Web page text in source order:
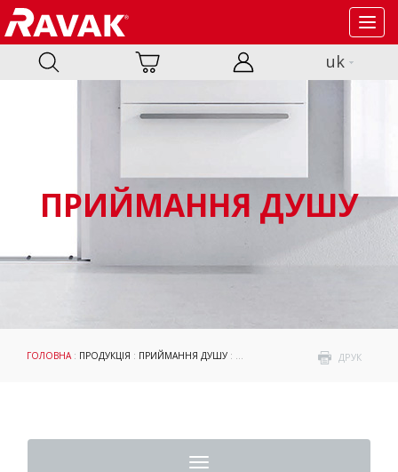
uk
ПРИЙМАННЯ ДУШУ
ДРУК
ГОЛОВНА: ПРОДУКЦІЯ : ПРИЙМАННЯ ДУШУ : ДУШОВІ ПІДДОНИ: АКСЕСУАРИ
Toggle